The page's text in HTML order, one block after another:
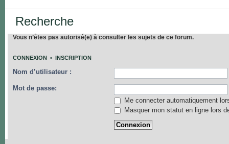
Recherche
Vous n’êtes pas autorisé(e) à consulter les sujets de ce forum.
CONNEXION• INSCRIPTION
Nom d’utilisateur :
Mot de passe:
Me connecter automatiquement
Masquer mon statut en ligne lors